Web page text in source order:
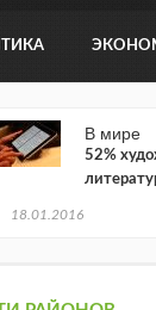
В мире
52%
18.01.2016